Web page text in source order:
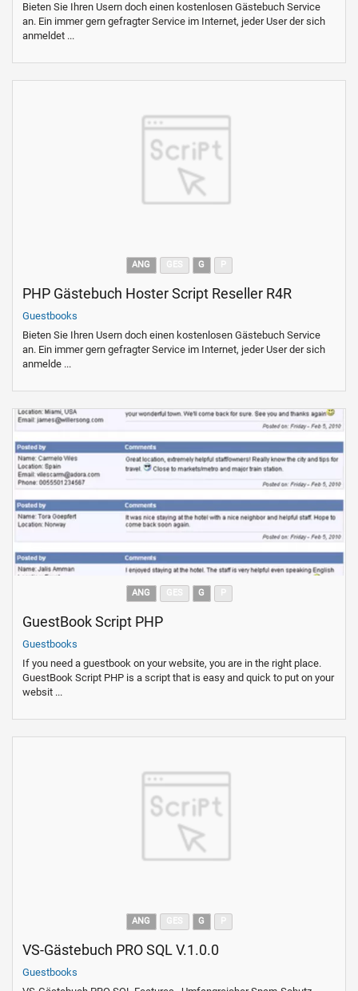
Bieten Sie Ihren Usern doch einen kostenlosen Gästebuch Service
an. Ein immer gern gefragter Service im Internet, jeder User der sich
anmeldet ...
ANG G
PHP Gästebuch Hoster Script Reseller R4R
Guestbooks
Bieten Sie Ihren Usern doch einen kostenlosen Gästebuch Service
an. Ein immer gern gefragter Service im Internet, jeder User der sich
anmelde ...
ANG G
GuestBook Script PHP
Guestbooks
If you need a guestbook on your website, you are in the right place.
GuestBook Script PHP is a script that is easy and quick to put on your
websit ...
ANG G
VS-Gästebuch PRO SQL V.1.0.0
Guestbooks